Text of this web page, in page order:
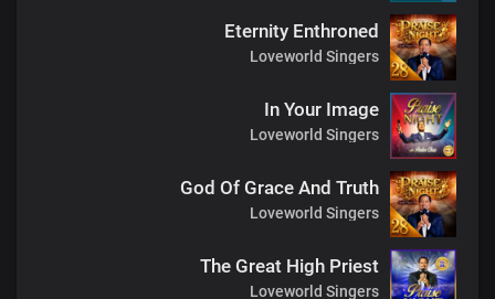
Eternity Enthroned
Loveworld Singers
In Your Image
Loveworld Singers
God Of Grace And Truth
Loveworld Singers
The Great High Priest
Loveworld Singers